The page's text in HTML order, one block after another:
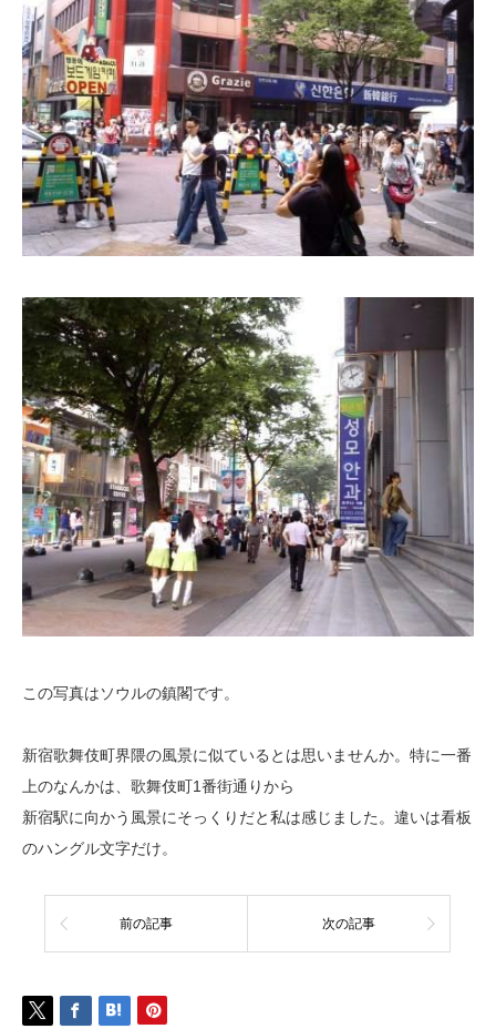
この写真はソウルの鎮閣です。
新宿歌舞伎町界隈の風景に似ているとは思いませんか。特に一番
上のなんかは、歌舞伎町1番街通りから
新宿駅に向かう風景にそっくりだと私は感じました。違いは看板
のハングル文字だけ。
前の記事 次の記事